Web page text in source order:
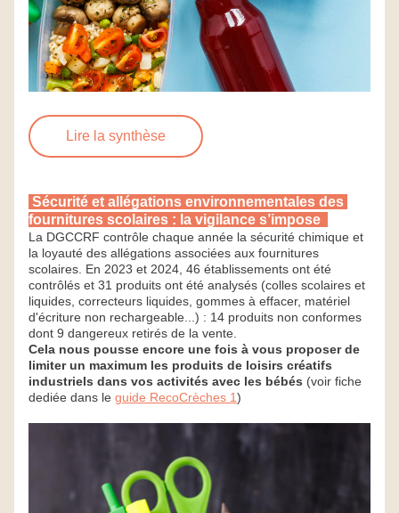
Lire la synthèse
fournitures scolaires : la vigilance s’impose
La DGCCRF contrôle chaque année la sécurité chimique et
la loyauté des allégations associées aux fournitures
scolaires. En 2023 et 2024, 46 établissements ont été
contrôlés et 31 produits ont été analysés (colles scolaires et
liquides, correcteurs liquides, gommes à effacer, matériel
d'écriture non rechargeable...) : 14 produits non conformes
dont 9 dangereux retirés de la vente.
Cela nous pousse encore une fois à vous proposer de
limiter un maximum les produits de loisirs créatifs
industriels dans vos activités avec les bébés (voir fiche
dediée dans le guide RecoCrèches 1)